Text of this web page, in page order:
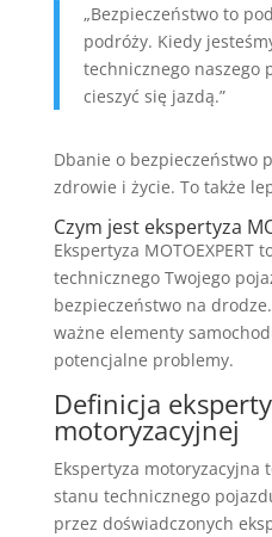
„Bezpieczeństwo to
podróży. Kiedy
technicznego naszego
cieszyć się jazdą.”
Dbanie o bezpieczeństwo
zdrowie i życie. To także
Czym jest ekspertyza
Ekspertyza MOTOEXPERT
technicznego Twojego
bezpieczeństwo na
ważne elementy
potencjalne problemy.
Definicja
motoryzacyjnej
Ekspertyza motoryzacyjna
stanu technicznego
przez doświadczonych